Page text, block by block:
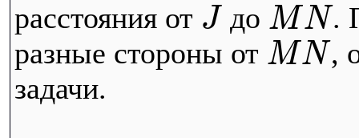
расстояния от J до MN.
разные стороны от MN ,
задачи.